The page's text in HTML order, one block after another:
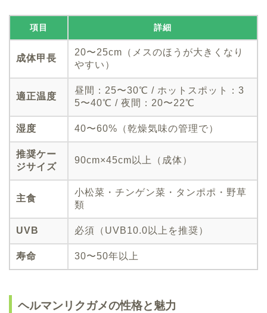
項目 詳細
成体甲長
20〜25cm（メスのほうが大きくなり
やすい）
適正温度
昼間：25〜30℃ / ホットスポット：3
5〜40℃ / 夜間：20〜22℃
湿度 40〜60%（乾燥気味の管理で）
推奨ケー
ジサイズ
90cm×45cm以上（成体）
主食
小松菜・チンゲン菜・タンポポ・野草
類
UVB 必須（UVB10.0以上を推奨）
寿命 30〜50年以上
ヘルマンリクガメの性格と魅力